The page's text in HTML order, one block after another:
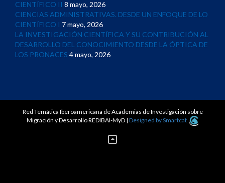
CIENTÍFICO II 8 mayo, 2026
CIENCIAS ADMINISTRATIVAS. DESDE UN ENFOQUE DE LO
CIENTÍFICO I 7 mayo, 2026
LA INVESTIGACIÓN CIENTÍFICA Y SU CONTRIBUCIÓN AL
DESARROLLO DEL CONOCIMIENTO DESDE LA ÓPTICA DE
LOS PRONACES 4 mayo, 2026
Red Temática Iberoamericana de Academias de Investigación sobre
Migración y Desarrollo REDIBAI-MyD |Designed by Smartcat